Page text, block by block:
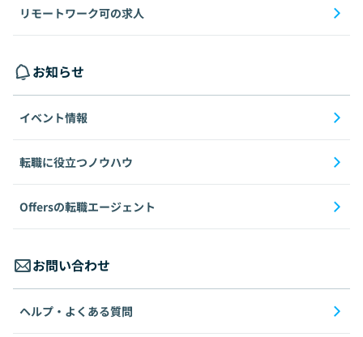
リモートワーク可の求人
お知らせ
イベント情報
転職に役立つノウハウ
Offersの転職エージェント
お問い合わせ
ヘルプ・よくある質問